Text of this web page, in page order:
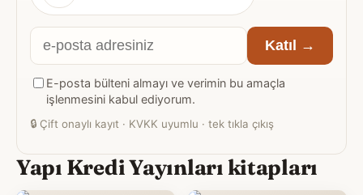
E-
posta
adresiniz
Katıl →
E-posta bülteni almayı ve verimin bu amaçla
işlenmesini kabul ediyorum.
🔒 Çift onaylı kayıt · KVKK uyumlu · tek tıkla çıkış
Yapı Kredi Yayınları kitapları